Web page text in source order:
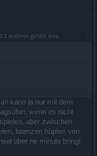
2 anderen gefällt dies.
kann ja nur mit dem
wenn es nicht
aber zwischen
latenzen hüpfen von
über ne minute bringt